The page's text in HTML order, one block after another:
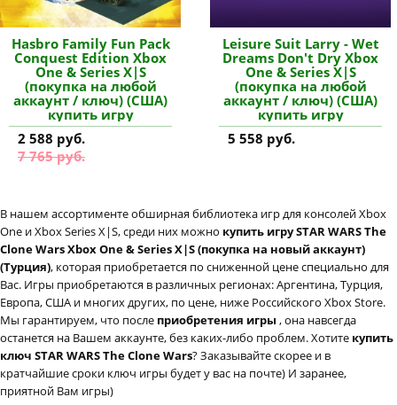
Hasbro Family Fun Pack
Conquest Edition Xbox
One & Series X|S
(покупка на любой
аккаунт / ключ) (США)
купить игру
2 588 руб.
7 765 руб.
Leisure Suit Larry - Wet
Dreams Don't Dry Xbox
One & Series X|S
(покупка на любой
аккаунт / ключ) (США)
купить игру
5 558 руб.
В нашем ассортименте обширная библиотека игр для консолей Xbox
One и Xbox Series X|S, среди них можно купить игру STAR WARS The
Clone Wars Xbox One & Series X|S (покупка на новый аккаунт)
(Турция), которая приобретается по сниженной цене специально для
Вас. Игры приобретаются в различных регионах: Аргентина, Турция,
Европа, США и многих других, по цене, ниже Российского Xbox Store.
Мы гарантируем, что после приобретения игры , она навсегда
останется на Вашем аккаунте, без каких-либо проблем. Хотите купить
ключ STAR WARS The Clone Wars? Заказывайте скорее и в
кратчайшие сроки ключ игры будет у вас на почте) И заранее,
приятной Вам игры)